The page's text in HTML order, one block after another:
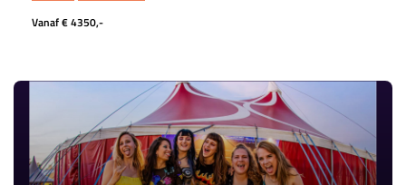
Vanaf € 4350,-